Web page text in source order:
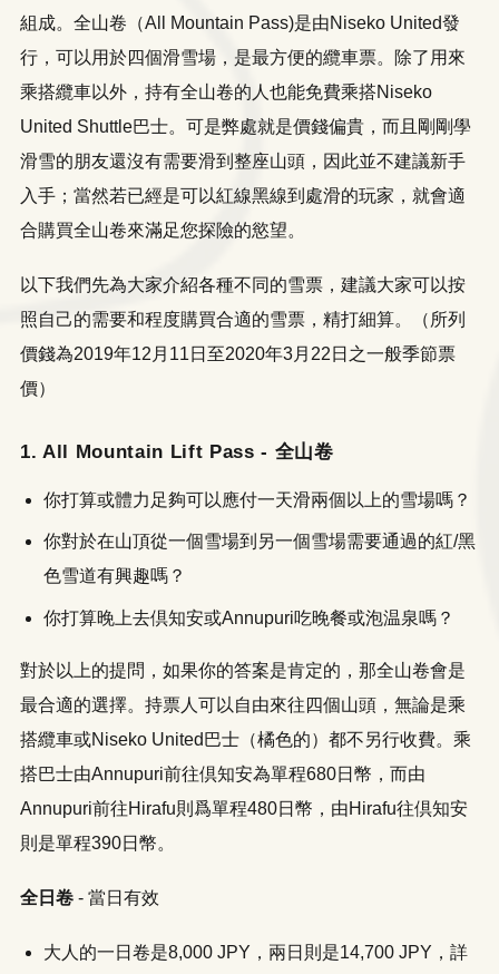
組成。全山卷（All Mountain Pass)是由Niseko United發
行，可以用於四個滑雪場，是最方便的纜車票。除了用來
乘搭纜車以外，持有全山卷的人也能免費乘搭Niseko
United Shuttle巴士。可是弊處就是價錢偏貴，而且剛剛學
滑雪的朋友還沒有需要滑到整座山頭，因此並不建議新手
入手；當然若已經是可以紅線黑線到處滑的玩家，就會適
合購買全山卷來滿足您探險的慾望。
以下我們先為大家介紹各種不同的雪票，建議大家可以按
照自己的需要和程度購買合適的雪票，精打細算。（所列
價錢為2019年12月11日至2020年3月22日之一般季節票
價）
1. All Mountain Lift Pass - 全山卷
你打算或體力足夠可以應付一天滑兩個以上的雪場嗎？
你對於在山頂從一個雪場到另一個雪場需要通過的紅/黑
色雪道有興趣嗎？
你打算晚上去倶知安或Annupuri吃晚餐或泡温泉嗎？
對於以上的提問，如果你的答案是肯定的，那全山卷會是
最合適的選擇。持票人可以自由來往四個山頭，無論是乘
搭纜車或Niseko United巴士（橘色的）都不另行收費。乘
搭巴士由Annupuri前往倶知安為單程680日幣，而由
Annupuri前往Hirafu則爲單程480日幣，由Hirafu往倶知安
則是單程390日幣。
全日卷- 當日有效
大人的一日卷是8,000 JPY，兩日則是14,700 JPY，詳